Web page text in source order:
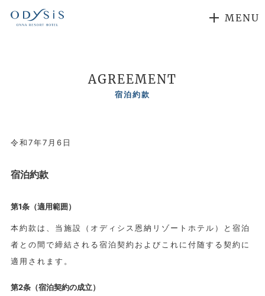
MENU
AGREEMENT
宿泊約款
令和7年7月6日
宿泊約款
第1条（適用範囲）
本約款は、当施設（オディシス恩納リゾートホテル）と宿泊
者との間で締結される宿泊契約およびこれに付随する契約に
適用されます。
第2条（宿泊契約の成立）